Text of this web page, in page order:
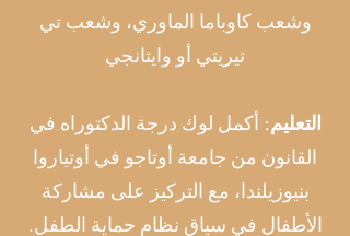
وشعب كاوباما الماوري، وشعب تي
تيريتي أو وايتانجي
التعليم: أكمل لوك درجة الدكتوراه في
القانون من جامعة أوتاجو في أوتياروا
بنيوزيلندا، مع التركيز على مشاركة
الأطفال في سياق نظام حماية الطفل.